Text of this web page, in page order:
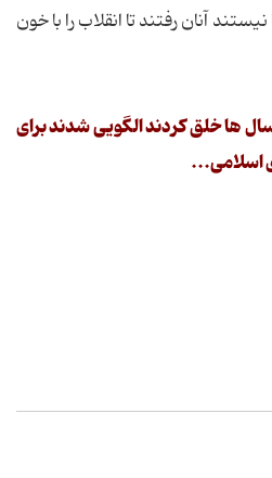
آنان رفتند تا انقلاب را با خون
ها خلق کردند الگویی شدند برای
اسلامی...